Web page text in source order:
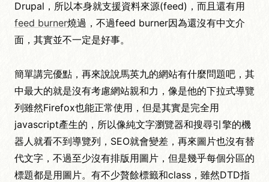
Drupal，所以本身就支援資料來源(feed)，而且還有用
feed burner燒過，不過feed burner因為還沒有中文介
面，其實並不一定是好事。
簡單講完優點，再來說說馬英九的網站有什麼問題吧，其
中最大的就是沒有考慮網站親和力，像是他的下拉式導覽
列雖然Firefox也能正常使用，但是其實是完全用
javascript產生的，所以像純文字瀏覽器和搜尋引擎的機
器人就看不到導覽列，SEO就會變差，再來圖片也沒有替
代文字，不過至少沒有排版用圖片，但是幾乎每個分區的
標題都是用圖片。有不少贅餘標籤和class，雖然DTD指